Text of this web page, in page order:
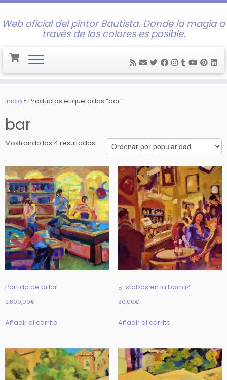
Web oficial del pintor Bautista. Donde la magia a
través de los colores es posible.
Inicio » Productos etiquetados “bar”
bar
Mostrando los 4 resultados Ordenado
por
Partida de billar
2.800,00€
Añadir al carrito
¿Estabas en la barra?
30,00€
Añadir al carrito